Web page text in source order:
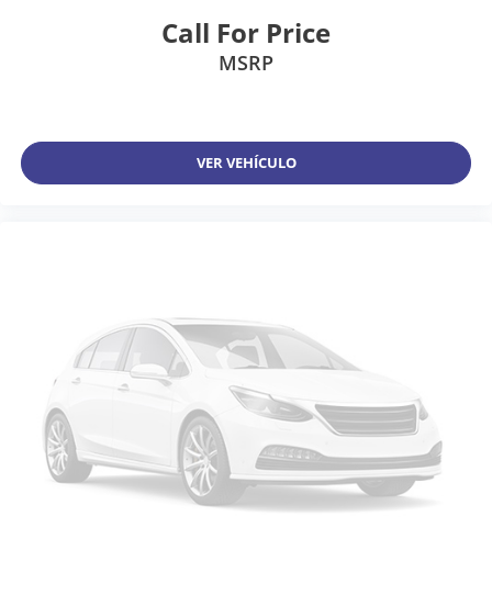
Call For Price
MSRP
VER VEHÍCULO